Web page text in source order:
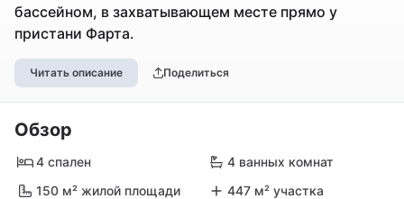
бассейном, в захватывающем месте прямо у
пристани Фарта.
Читать описание Поделиться
Обзор
4 спален
4 ванных комнат
150 м² жилой площади
447 м² участка